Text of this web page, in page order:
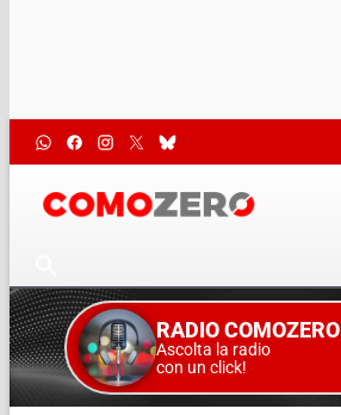
RADIO COMOZERO
Ascolta la radio
con un click!